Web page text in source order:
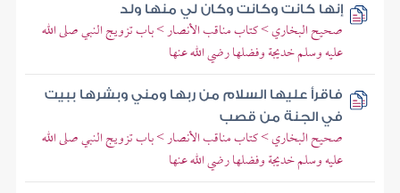
إنها كانت وكانت وكان لي منها ولد
صحيح البخاري > كتاب مناقب الأنصار > باب تزويج النبي صلى الله
عليه وسلم خديجة وفضلها رضي الله عنها
فاقرأ عليها السلام من ربها ومني وبشرها ببيت
في الجنة من قصب
صحيح البخاري > كتاب مناقب الأنصار > باب تزويج النبي صلى الله
عليه وسلم خديجة وفضلها رضي الله عنها